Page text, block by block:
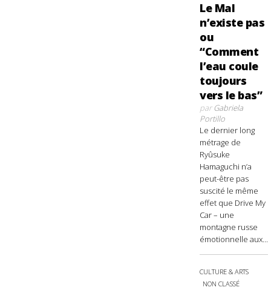
Le Mal
n’existe pas
ou
“Comment
l’eau coule
toujours
vers le bas”
parGabriela
Portillo
Le dernier long
métrage de
Ryûsuke
Hamaguchi n’a
peut-être pas
suscité le même
effet que Drive My
Car – une
montagne russe
émotionnelle aux...
CULTURE & ARTS
NON CLASSÉ